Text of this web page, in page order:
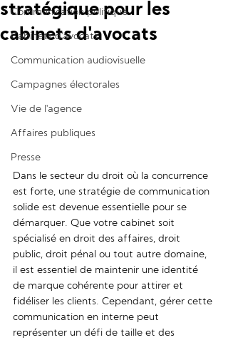
Communication politique
Cabinets d'avocats
Communication audiovisuelle
Campagnes électorales
Vie de l'agence
Affaires publiques
Presse
stratégique pour les
cabinets d'avocats
Dans le secteur du droit où la concurrence
est forte, une stratégie de communication
solide est devenue essentielle pour se
démarquer. Que votre cabinet soit
spécialisé en droit des affaires, droit
public, droit pénal ou tout autre domaine,
il est essentiel de maintenir une identité
de marque cohérente pour attirer et
fidéliser les clients. Cependant, gérer cette
communication en interne peut
représenter un défi de taille et des